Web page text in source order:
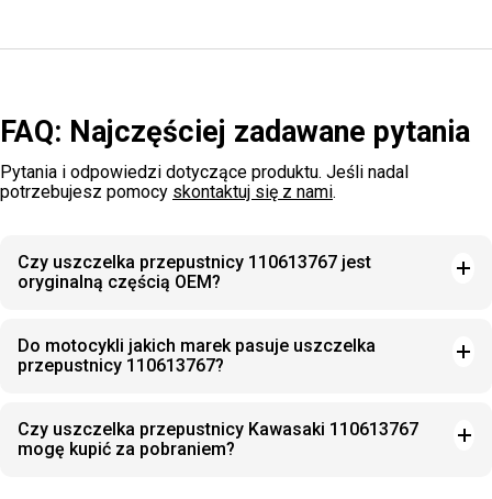
FAQ: Najczęściej zadawane pytania
Pytania i odpowiedzi dotyczące produktu. Jeśli nadal
potrzebujesz pomocy skontaktuj się z nami.
Czy uszczelka przepustnicy 110613767 jest
oryginalną częścią OEM?
Do motocykli jakich marek pasuje uszczelka
przepustnicy 110613767?
Czy uszczelka przepustnicy Kawasaki 110613767
mogę kupić za pobraniem?